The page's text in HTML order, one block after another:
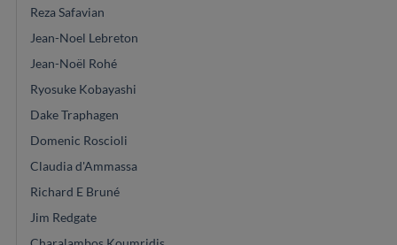
Reza Safavian
Jean-Noel Lebreton
Jean-Noël Rohé
Ryosuke Kobayashi
Dake Traphagen
Domenic Roscioli
Claudia d'Ammassa
Richard E Bruné
Jim Redgate